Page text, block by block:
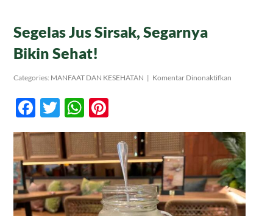
Tentang Kami
Produk
Kontak
Segelas Jus Sirsak, Segarnya
Bikin Sehat!
Categories: MANFAAT DAN KESEHATAN | Komentar Dinonaktifkan
Sehat!
Facebook
TwitterWhatsApp